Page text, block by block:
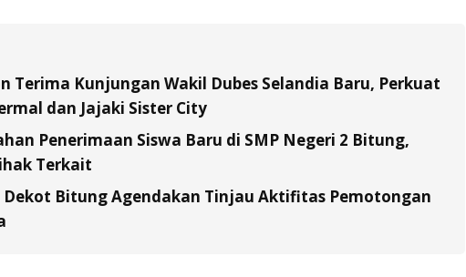
Terima Kunjungan Wakil Dubes Selandia Baru, Perkuat
dan Jajaki Sister City
Penerimaan Siswa Baru di SMP Negeri 2 Bitung,
Terkait
Dekot Bitung Agendakan Tinjau Aktifitas Pemotongan